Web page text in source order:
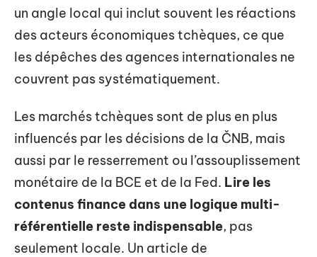
un angle local qui inclut souvent les réactions
des acteurs économiques tchèques, ce que
les dépêches des agences internationales ne
couvrent pas systématiquement.
Les marchés tchèques sont de plus en plus
influencés par les décisions de la ČNB, mais
aussi par le resserrement ou l’assouplissement
monétaire de la BCE et de la Fed. Lire les
contenus finance dans une logique multi-
référentielle reste indispensable, pas
seulement locale. Un article de